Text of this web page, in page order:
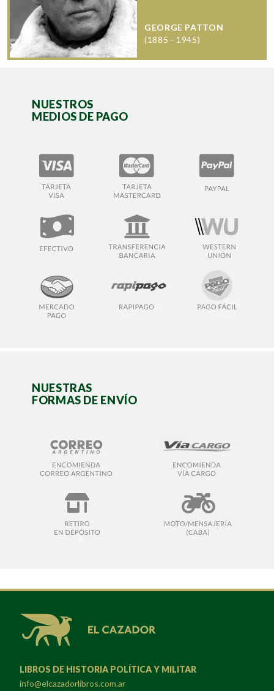
GEORGE PATTON
(1885 - 1945)
NUESTROS
MEDIOS DE PAGO
NUESTRAS
FORMAS DE ENVÍO
LIBROS DE HISTORIA POLÍTICA Y MILITAR
info@elcazadorlibros.com.ar